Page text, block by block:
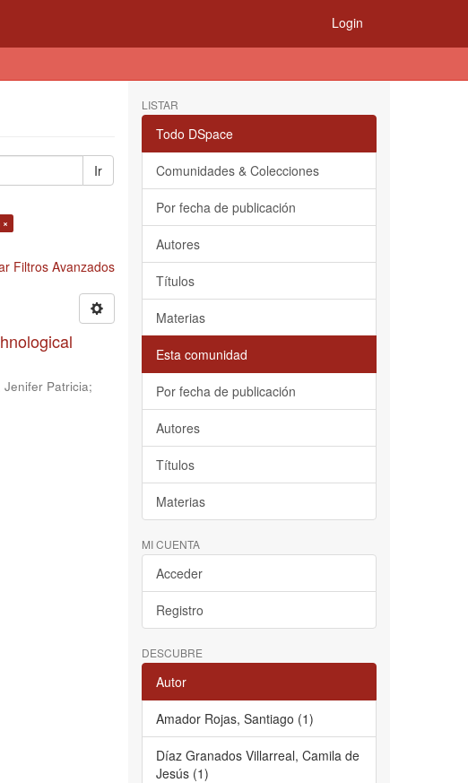
Login
Ir
Filtros Avanzados
Jenifer Patricia;
LISTAR
Todo DSpace
Comunidades & Colecciones
Por fecha de publicación
Autores
Títulos
Materias
Esta comunidad
Por fecha de publicación
Autores
Títulos
Materias
MI CUENTA
Acceder
Registro
DESCUBRE
Autor
Amador Rojas, Santiago (1)
Díaz Granados Villarreal, Camila de
Jesús (1)